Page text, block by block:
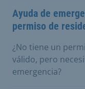
Ayuda de
permiso de
¿No tiene un
válido, pero
emergencia?